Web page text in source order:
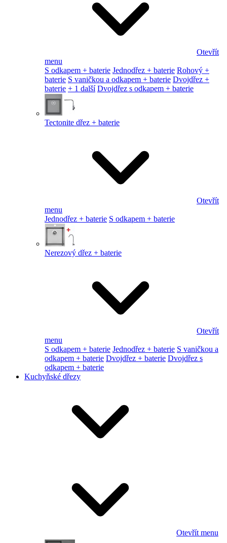
Otevřít
menu
S odkapem + baterie Jednodřez + baterie Rohový +
baterie S vaničkou a odkapem + baterie Dvojdřez +
baterie + 1 další Dvojdřez s odkapem + baterie
Tectonite dřez + baterie
Otevřít
menu
Jednodřez + baterie S odkapem + baterie
Nerezový dřez + baterie
Otevřít
menu
S odkapem + baterie Jednodřez + baterie S vaničkou a
odkapem + baterie Dvojdřez + baterie Dvojdřez s
odkapem + baterie
Kuchyňské dřezy
Otevřít menu